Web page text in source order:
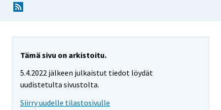
Tämä sivu on arkistoitu.
5.4.2022 jälkeen julkaistut tiedot löydät
uudistetulta sivustolta.
Siirry uudelle tilastosivulle